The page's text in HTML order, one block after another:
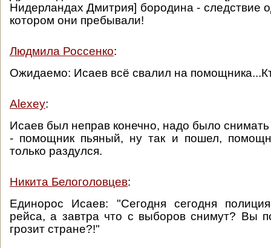
Нидерландах Дмитрия] бородина - следствие
котором они пребывали!
Людмила Россенко:
Ожидаемо: Исаев всё свалил на
Alexey:
Исаев был неправ конечно, надо было снимать
- помощник пьяный, ну так и пошел,
только раздулся.
Никита Белоголовцев:
Единорос Исаев: "Сегодня сегодня
рейса, а завтра что с выборов снимут? Вы
грозит стране?!"